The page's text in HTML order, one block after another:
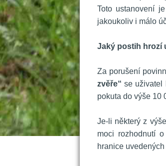
Toto ustanovení
jakoukoliv i málo
Jaký postih hrozí
Za porušení
zvěře“ e uživatel
pokuta do výše 10
Je-li některý z
moci rozhodnutí
hranice uvedených